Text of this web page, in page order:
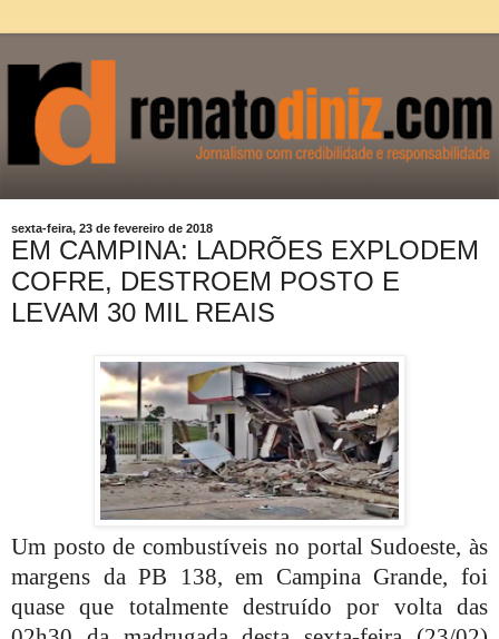
sexta-feira, 23 de fevereiro de 2018
EM CAMPINA: LADRÕES EXPLODEM
COFRE, DESTROEM POSTO E
LEVAM 30 MIL REAIS
Um posto de combustíveis no portal Sudoeste, às
margens da PB 138, em Campina Grande, foi
quase que totalmente destruído por volta das